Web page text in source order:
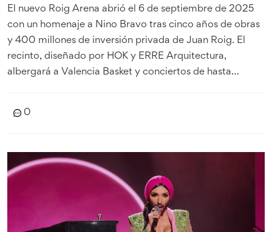
El nuevo Roig Arena abrió el 6 de septiembre de 2025
con un homenaje a Nino Bravo tras cinco años de obras
y 400 millones de inversión privada de Juan Roig. El
recinto, diseñado por HOK y ERRE Arquitectura,
albergará a Valencia Basket y conciertos de hasta
mayor resolución de Europa.
0